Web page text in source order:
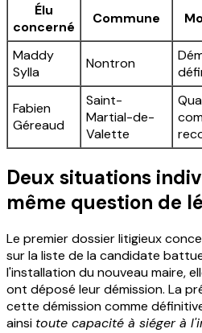
Élu
concerné
Commune
Maddy
Sylla
Nontron
Fabien
Géreaud
Saint-
Martial-de-
Valette
Deux situations
même question de
Le premier dossier litigieux
sur la liste de la candidate
l'installation du nouveau maire,
ont déposé leur démission. La
cette démission comme
ainsi toute capacité à siéger à